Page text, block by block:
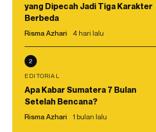
yang Dipecah Jadi Tiga Karakter
Berbeda
Risma Azhari 4 hari lalu
2
EDITORIAL
Apa Kabar Sumatera 7 Bulan
Setelah Bencana?
Risma Azhari 1 bulan lalu